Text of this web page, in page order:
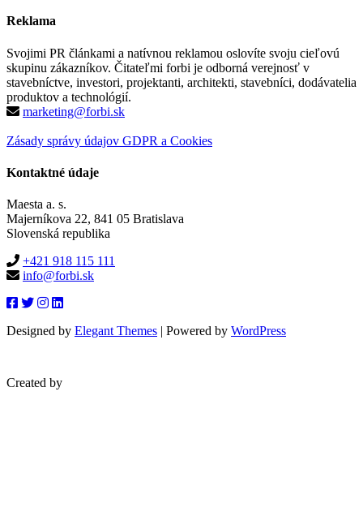
Reklama
Svojimi PR článkami a natívnou reklamou oslovíte svoju cieľovú
skupinu zákazníkov. Čitateľmi forbi je odborná verejnosť v
stavebníctve, investori, projektanti, architekti, stavebníci, dodávatelia
produktov a technológií.
marketing@forbi.sk
Zásady správy údajov GDPR a Cookies
Kontaktné údaje
Maesta a. s.
Majerníkova 22, 841 05 Bratislava
Slovenská republika
+421 918 115 111
info@forbi.sk
Designed by Elegant Themes | Powered by WordPress
Created by